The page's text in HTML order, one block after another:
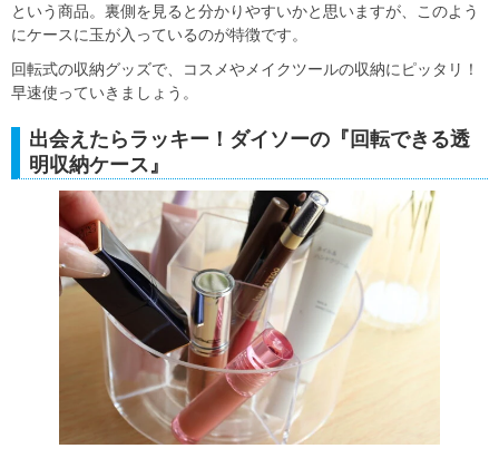
という商品。裏側を見ると分かりやすいかと思いますが、このよう
にケースに玉が入っているのが特徴です。
回転式の収納グッズで、コスメやメイクツールの収納にピッタリ！
早速使っていきましょう。
出会えたらラッキー！ダイソーの『回転できる透
明収納ケース』